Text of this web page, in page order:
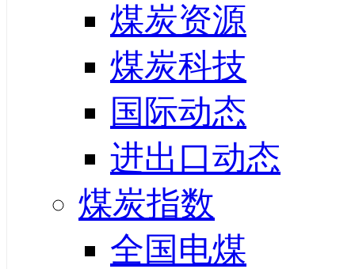
煤炭资源
煤炭科技
国际动态
进出口动态
煤炭指数
全国电煤